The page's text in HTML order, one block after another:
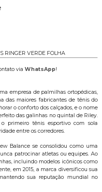
RINGER VERDE FOLHA
via WhatsApp!
empresa de palmilhas ortopédicas,
das maiores fabricantes de tênis do
o conforto dos calçados, e o nome
das galinhas no quintal de Riley.
primeiro tênis esportivo com sola
entre os corredores.
Balance se consolidou como uma
patrocinar atletas ou equipes. Ao
incluindo modelos icônicos como
em 2015, a marca diversificou sua
sua reputação mundial no